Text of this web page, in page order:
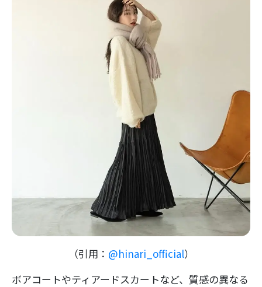
（引用： @hinari_official）
ボアコートやティアードスカートなど、質感の異なる